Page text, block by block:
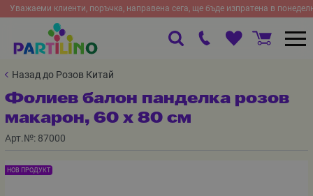
Уважаеми клиенти, поръчка, направена сега, ще бъде изпратена в
Назад до Розов Китай
Фолиев балон панделка розов
макарон, 60 х 80 см
Арт.№: 87000
НОВ ПРОДУКТ